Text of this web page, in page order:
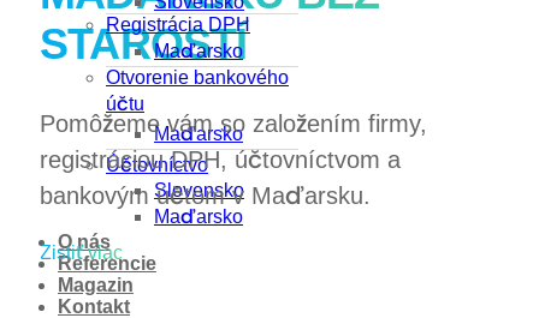
Registrácia DPH
Maďarsko
Otvorenie bankového
účtu
Maďarsko
Účtovníctvo
Slovensko
Maďarsko
O nás
Referencie
Magazin
Kontakt
STAROSTÍ
Pomôžeme vám so založením firmy,
registráciou DPH, účtovníctvom a
bankovým účtom v Maďarsku.
Zistiť viac